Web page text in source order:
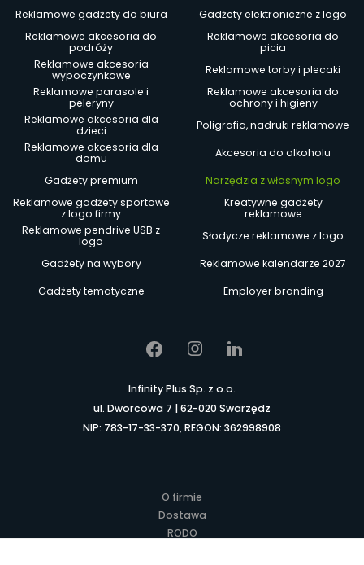
Reklamowe gadżety do biura
Gadżety elektroniczne z logo
Reklamowe akcesoria do
podróży
Reklamowe akcesoria do
picia
Reklamowe akcesoria
wypoczynkowe
Reklamowe torby i plecaki
Reklamowe parasole i
peleryny
Reklamowe akcesoria do
ochrony i higieny
Reklamowe akcesoria dla
dzieci
Poligrafia, nadruki reklamowe
Reklamowe akcesoria dla
domu
Akcesoria do alkoholu
Gadżety premium
Narzędzia z własnym logo
Reklamowe gadżety sportowe
z logo firmy
Kreatywne gadżety
reklamowe
Reklamowe pendrive USB z
logo
Słodycze reklamowe z logo
Gadżety na wybory
Reklamowe kalendarze 2027
Gadżety tematyczne
Employer branding
Infinity Plus Sp. z o.o.
ul. Dworcowa 7 | 62-020 Swarzędz
NIP: 783-17-33-370, REGON: 362998908
O firmie
Dostawa
RODO